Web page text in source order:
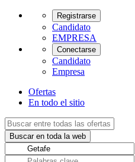
Registrarse
Candidato
EMPRESA
Conectarse
Candidato
Empresa
Ofertas
En todo el sitio